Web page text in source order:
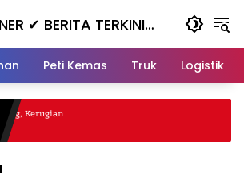
✔ BERITA TERKINI
HARI INI
Peti Kemas Truk Logistik